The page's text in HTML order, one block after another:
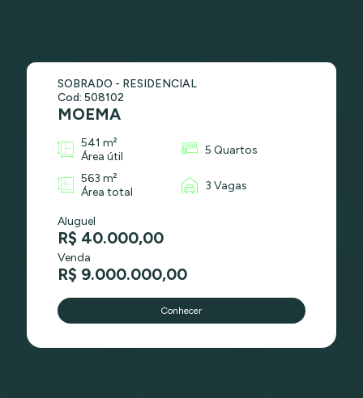
SOBRADO - RESIDENCIAL
Cod: 508102
MOEMA
541 m²
Área útil
5 Quartos
563 m²
Área total
3 Vagas
Aluguel
R$ 40.000,00
Venda
R$ 9.000.000,00
Conhecer